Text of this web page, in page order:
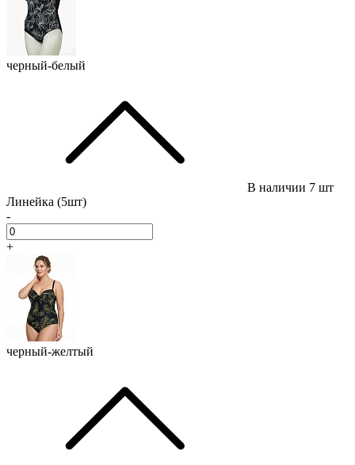
черный-белый
В наличии 7 шт
Линейка (5шт)
-
+
черный-желтый